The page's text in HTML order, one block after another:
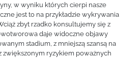
w wyniku których cierpi nasze
jest to na przykładzie wykrywania
zbyt rzadko konsultujemy się z
daje widoczne objawy
stadium, z mniejszą szansą na
zwiększonym ryzykiem poważnych